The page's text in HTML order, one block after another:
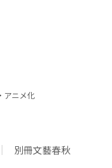
アニメ化
別冊文藝春秋